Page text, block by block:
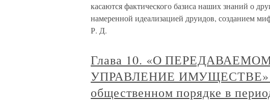
касаются фактического базиса наших знаний о
намеренной идеализацией друидов, созданием
Р. Д.
Глава 10. «О
УПРАВЛЕНИЕ ИМУЩЕСТВЕ»
общественном порядке в